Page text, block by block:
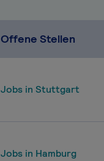
Offene Stellen
Jobs in Stuttgart
Jobs in Hamburg